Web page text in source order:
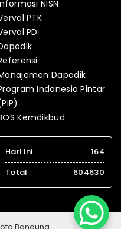
NISN
PTK
PD
Dapodik
Indonesia Pintar
Kemdikbud
Hari Ini
164
Total
604630